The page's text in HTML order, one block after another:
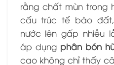
rằng chất mùn trong
cấu trúc tế bào
nước lên gấp nhiều
áp dụng phân bón
cao không chỉ thấy